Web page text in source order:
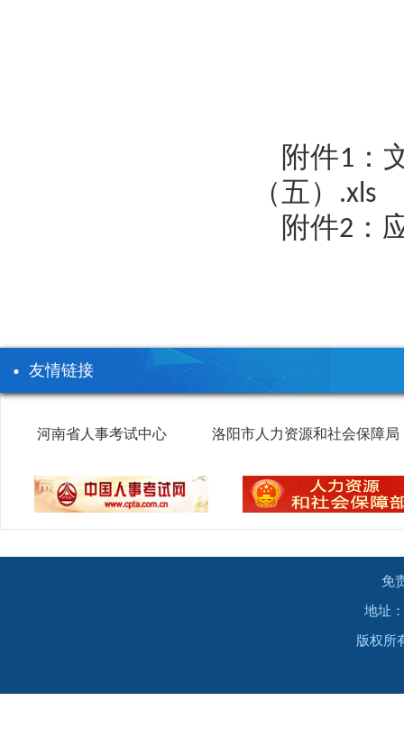
附件1：
（五）.xls
附件2：
友情链接
河南省人事考试中心 洛阳市人力资源和社会保障局
免
地址
版权所